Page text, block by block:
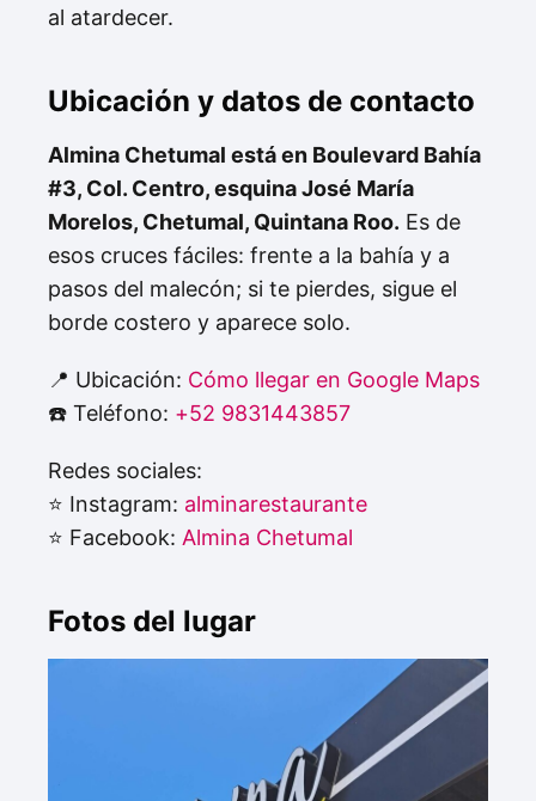
al atardecer.
Ubicación y datos de contacto
Almina Chetumal está en Boulevard Bahía
#3, Col. Centro, esquina José María
Morelos, Chetumal, Quintana Roo. Es de
esos cruces fáciles: frente a la bahía y a
pasos del malecón; si te pierdes, sigue el
borde costero y aparece solo.
📍 Ubicación: Cómo llegar en Google Maps
☎️ Teléfono: +52 9831443857
Redes sociales:
⭐ Instagram: alminarestaurante
⭐ Facebook: Almina Chetumal
Fotos del lugar